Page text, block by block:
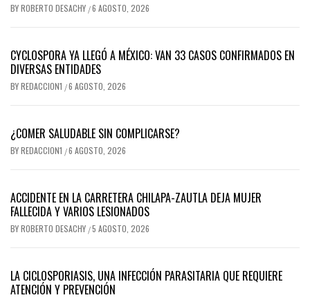
BYROBERTO DESACHY /6 AGOSTO, 2026
CYCLOSPORA YA LLEGÓ A MÉXICO: VAN 33 CASOS CONFIRMADOS EN
DIVERSAS ENTIDADES
BYREDACCION1 /6 AGOSTO, 2026
¿COMER SALUDABLE SIN COMPLICARSE?
BYREDACCION1 /6 AGOSTO, 2026
ACCIDENTE EN LA CARRETERA CHILAPA-ZAUTLA DEJA MUJER
FALLECIDA Y VARIOS LESIONADOS
BYROBERTO DESACHY /5 AGOSTO, 2026
LA CICLOSPORIASIS, UNA INFECCIÓN PARASITARIA QUE REQUIERE
ATENCIÓN Y PREVENCIÓN